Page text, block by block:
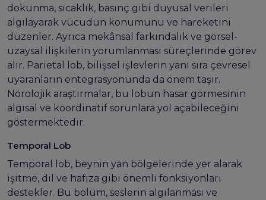
dokunma, sıcaklık, basınç gibi duyusal verileri
algılayarak vücudun konumunu ve hareketini
düzenler. Ayrıca mekânsal farkındalık ve görsel-
uzaysal ilişkilerin yorumlanması süreçlerinde görev
alır. Parietal lob, bilişsel işlevlerin yanı sıra çevresel
uyaranların entegrasyonunda da önem taşır.
Nörolojik araştırmalar, bu lobun hasar görmesinin
algısal ve koordinatif sorunlara yol açabileceğini
göstermektedir.
Temporal Lob
Temporal lob, beynin yan bölgelerinde yer alarak
işitme, dil ve hafıza gibi önemli fonksiyonları
destekler. Bu bölüm, seslerin algılanması ve